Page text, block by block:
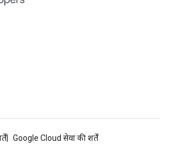
Google Cloud सेवा की शर्तें